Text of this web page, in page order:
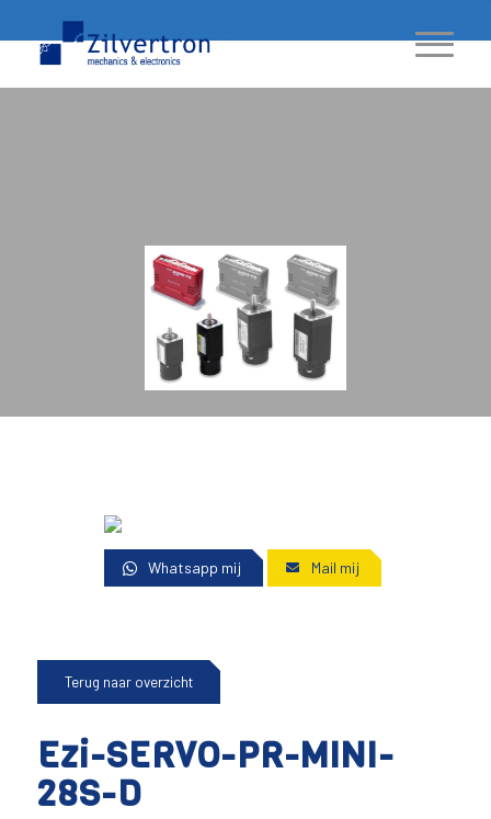
Whatsapp mij Mail mij
Terug naar overzicht
Ezi-SERVO-PR-MINI-
28S-D